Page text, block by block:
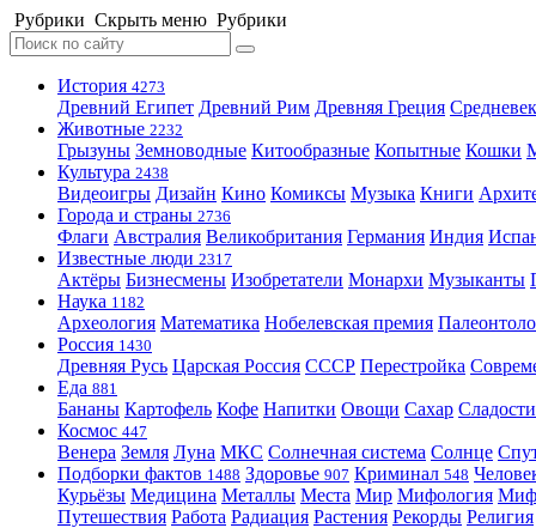
Рубрики Скрыть меню Рубрики
История 4273
Древний Египет Древний Рим Древняя Греция
Животные 2232
Грызуны Земноводные Китообразные Копытные Кошки
Культура 2438
Видеоигры Дизайн Кино Комиксы Музыка Книги
Города и страны 2736
Флаги Австралия Великобритания Германия Индия
Известные люди 2317
Актёры Бизнесмены Изобретатели Монархи Музыканты
Наука 1182
Археология Математика Нобелевская премия
Россия 1430
Древняя Русь Царская Россия СССР Перестройка
Еда 881
Бананы Картофель Кофе Напитки Овощи Сахар Сладости
Космос 447
Венера Земля Луна МКС Солнечная система Солнце
Подборки фактов 1488 Здоровье 907 Криминал 548
Курьёзы Медицина Металлы Места Мир Мифология
Путешествия Работа Радиация Растения Рекорды Религия